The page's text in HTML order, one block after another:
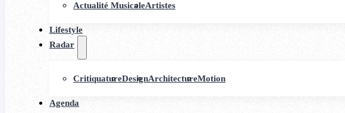
Actualité MusicaleArtistes
Lifestyle
Radar
CritiquatureDesignArchitectureMotion
Agenda